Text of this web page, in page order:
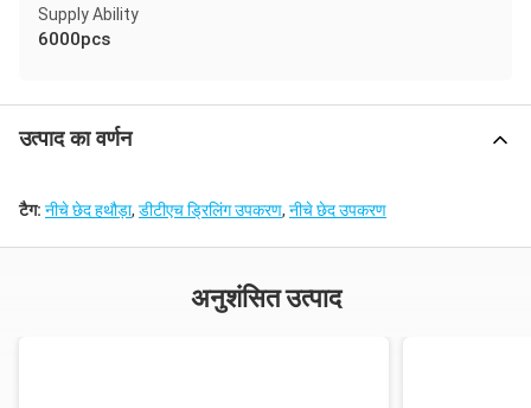
Supply Ability
6000pcs
उत्पाद का वर्णन
टैग: नीचे छेद हथौड़ा, डीटीएच ड्रिलिंग उपकरण, नीचे छेद उपकरण
अनुशंसित उत्पाद